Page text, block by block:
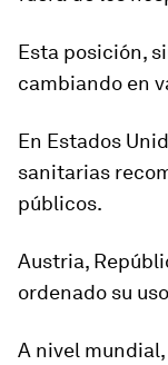
Esta posición,
cambiando en
En Estados
sanitarias
públicos.
Austria,
ordenado su
A nivel